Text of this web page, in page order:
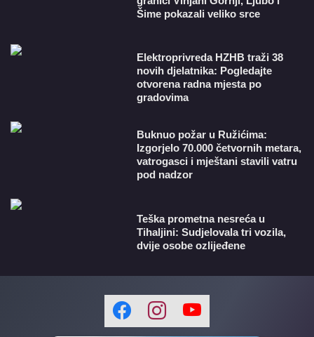
Šime pokazali veliko srce
​Elektroprivreda HZHB traži 38
novih djelatnika: Pogledajte
otvorena radna mjesta po
gradovima
Buknuo požar u Ružićima:
Izgorjelo 70.000 četvornih metara,
vatrogasci i mještani stavili vatru
pod nadzor
Teška prometna nesreća u
Tihaljini: Sudjelovala tri vozila,
dvije osobe ozlijeđene